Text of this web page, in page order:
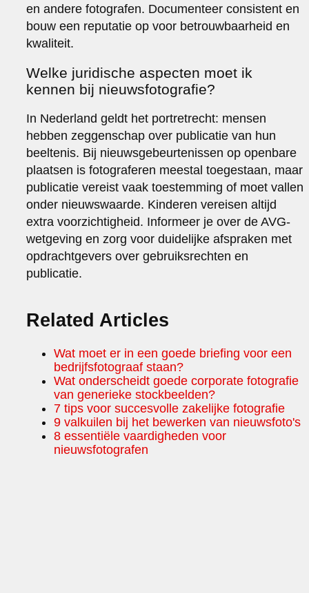
en andere fotografen. Documenteer consistent en
bouw een reputatie op voor betrouwbaarheid en
kwaliteit.
Welke juridische aspecten moet ik
kennen bij nieuwsfotografie?
In Nederland geldt het portretrecht: mensen
hebben zeggenschap over publicatie van hun
beeltenis. Bij nieuwsgebeurtenissen op openbare
plaatsen is fotograferen meestal toegestaan, maar
publicatie vereist vaak toestemming of moet vallen
onder nieuwswaarde. Kinderen vereisen altijd
extra voorzichtigheid. Informeer je over de AVG-
wetgeving en zorg voor duidelijke afspraken met
opdrachtgevers over gebruiksrechten en
publicatie.
Related Articles
Wat moet er in een goede briefing voor een
bedrijfsfotograaf staan?
Wat onderscheidt goede corporate fotografie
van generieke stockbeelden?
7 tips voor succesvolle zakelijke fotografie
9 valkuilen bij het bewerken van nieuwsfoto's
8 essentiële vaardigheden voor
nieuwsfotografen